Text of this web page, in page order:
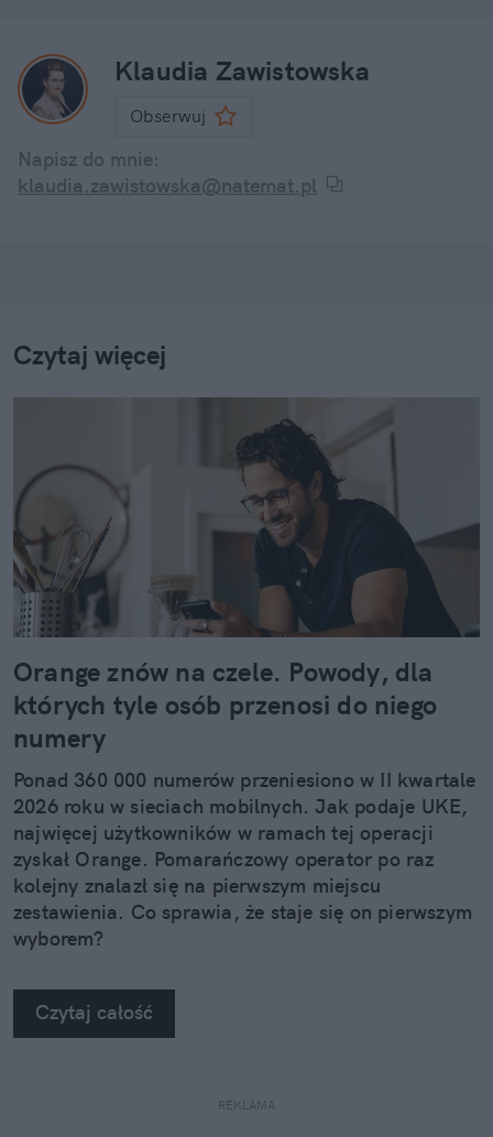
Klaudia Zawistowska
Obserwuj
Napisz do mnie:
klaudia.zawistowska@natemat.pl
Czytaj więcej
Orange znów na czele. Powody, dla
których tyle osób przenosi do niego
numery
Ponad 360 000 numerów przeniesiono w II kwartale
2026 roku w sieciach mobilnych. Jak podaje UKE,
najwięcej użytkowników w ramach tej operacji
zyskał Orange. Pomarańczowy operator po raz
kolejny znalazł się na pierwszym miejscu
zestawienia. Co sprawia, że staje się on pierwszym
wyborem?
Czytaj całość
REKLAMA